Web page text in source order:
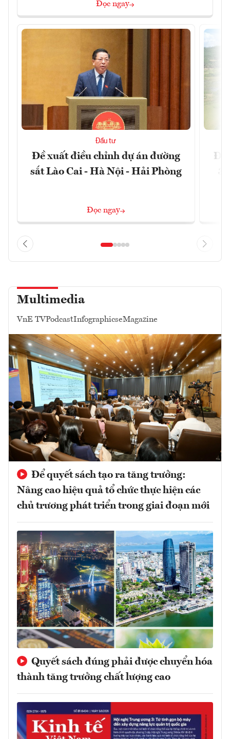
Đọc ngay
Đầu tư
Đề xuất điều chỉnh dự án đường
sắt Lào Cai - Hà Nội - Hải Phòng
Đọc ngay
Multimedia
VnE TVPodcastInfographicseMagazine
Để quyết sách tạo ra tăng trưởng:
Nâng cao hiệu quả tổ chức thực hiện các
chủ trương phát triển trong giai đoạn mới
Quyết sách đúng phải được chuyển hóa
thành tăng trưởng chất lượng cao